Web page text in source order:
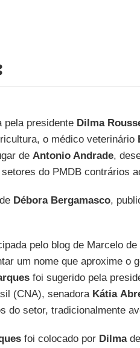
pela presidente Dilma
o médico veterinário
de Antonio Andrade,
do PMDB contrários
Débora Bergamasco,
pelo blog de Marcelo
um nome que aproxime o
foi sugerido pela
(CNA), senadora Kátia
do setor, tradicionalmente
foi colocado por Dilma